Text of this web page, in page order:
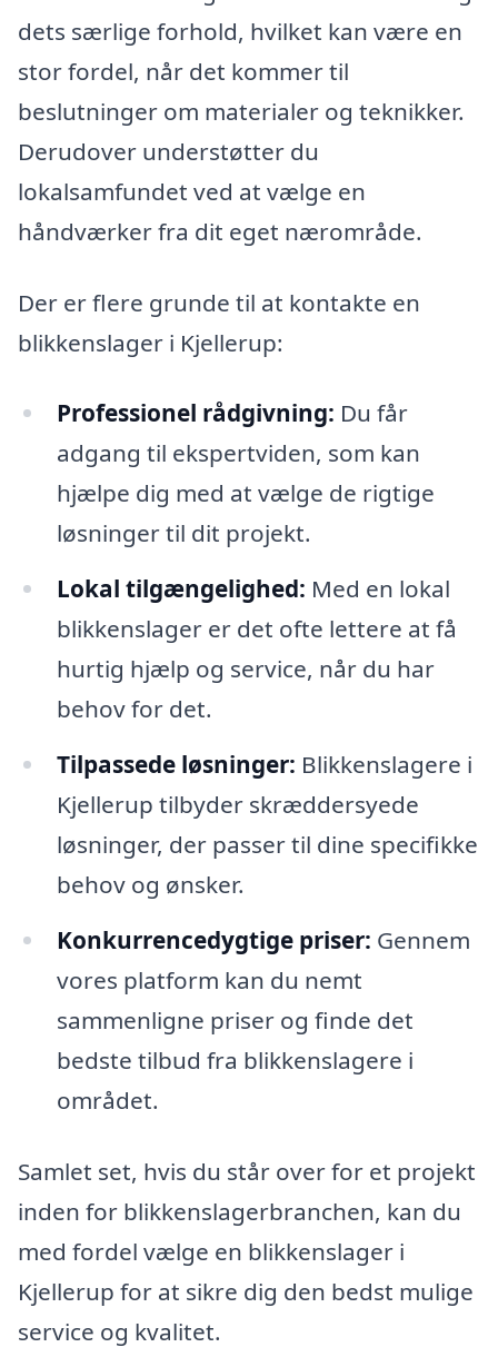
dets særlige forhold, hvilket kan være en
stor fordel, når det kommer til
beslutninger om materialer og teknikker.
Derudover understøtter du
lokalsamfundet ved at vælge en
håndværker fra dit eget nærområde.
Der er flere grunde til at kontakte en
blikkenslager i Kjellerup:
Professionel rådgivning: Du får
adgang til ekspertviden, som kan
hjælpe dig med at vælge de rigtige
løsninger til dit projekt.
Lokal tilgængelighed: Med en lokal
blikkenslager er det ofte lettere at få
hurtig hjælp og service, når du har
behov for det.
Tilpassede løsninger: Blikkenslagere i
Kjellerup tilbyder skræddersyede
løsninger, der passer til dine specifikke
behov og ønsker.
Konkurrencedygtige priser: Gennem
vores platform kan du nemt
sammenligne priser og finde det
bedste tilbud fra blikkenslagere i
området.
Samlet set, hvis du står over for et projekt
inden for blikkenslagerbranchen, kan du
med fordel vælge en blikkenslager i
Kjellerup for at sikre dig den bedst mulige
service og kvalitet.